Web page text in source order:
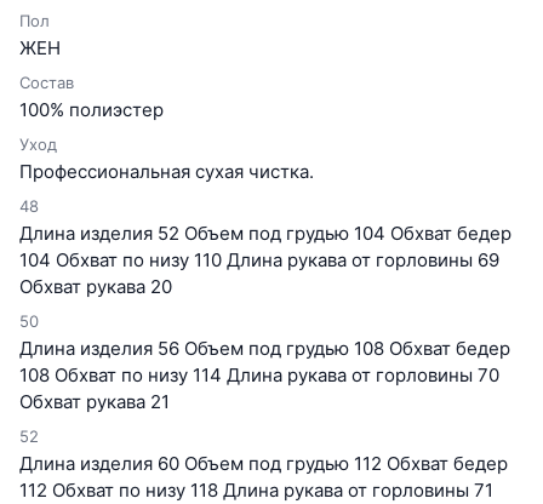
Пол
ЖЕН
Состав
100% полиэстер
Уход
Профессиональная сухая чистка.
48
Длина изделия 52 Объем под грудью 104 Обхват бедер
104 Обхват по низу 110 Длина рукава от горловины 69
Обхват рукава 20
50
Длина изделия 56 Объем под грудью 108 Обхват бедер
108 Обхват по низу 114 Длина рукава от горловины 70
Обхват рукава 21
52
Длина изделия 60 Объем под грудью 112 Обхват бедер
112 Обхват по низу 118 Длина рукава от горловины 71